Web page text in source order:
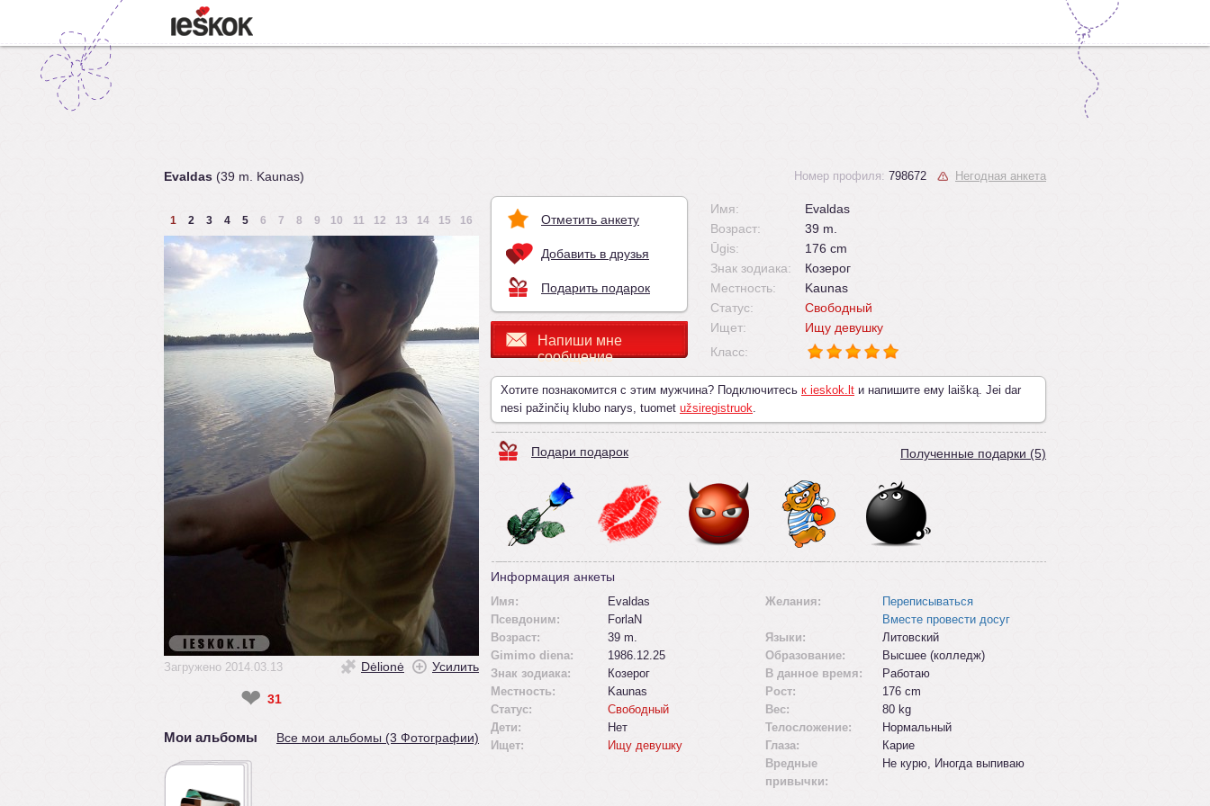
Evaldas (39 m. Kaunas)
1 2 3 4 5 6 7 8 9 10 11 12 13 14 15 16
Загружено 2014.03.13 Dėlionė Усилить
❤ 31
Мои альбомы Все мои альбомы (3 Фотографии)
Отметить анкету
Добавить в друзья
Подарить подарок
Напиши мне
сообщение
Номер профиля: 798672 Негодная анкета
Имя:
Evaldas
Возраст:
39 m.
Ūgis:
176 cm
Знак зодиака:
Козерог
Местность:
Kaunas
Статус:
Свободный
Ищет:
Ищу девушку
Класс:
Хотите познакомится с этим мужчина? Подключитесь к ieskok.lt и напишите ему laišką. Jei dar
nesi pažinčių klubo narys, tuomet užsiregistruok.
Подари подарок Полученные подарки (5)
Информация анкеты
Имя:
Evaldas
Псевдоним:
ForlaN
Возраст:
39 m.
Gimimo diena:
1986.12.25
Знак зодиака:
Козерог
Местность:
Kaunas
Статус:
Свободный
Дети:
Нет
Ищет:
Ищу девушку
Желания:
Переписываться
Вместе провести досуг
Языки:
Литовский
Образование:
Высшее (колледж)
В данное время:
Работаю
Рост:
176 cm
Вес:
80 kg
Телосложение:
Нормальный
Глаза:
Карие
Вредные
привычки:
Не курю, Иногда выпиваю